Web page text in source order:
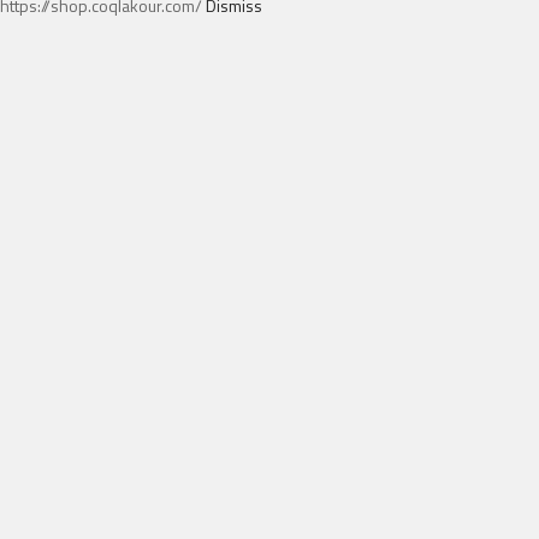
https://shop.coqlakour.com/Dismiss